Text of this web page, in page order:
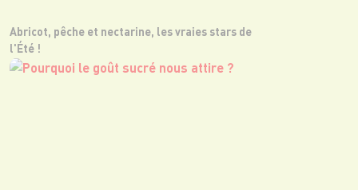
Abricot, pêche et nectarine, les vraies stars de
l'Été !